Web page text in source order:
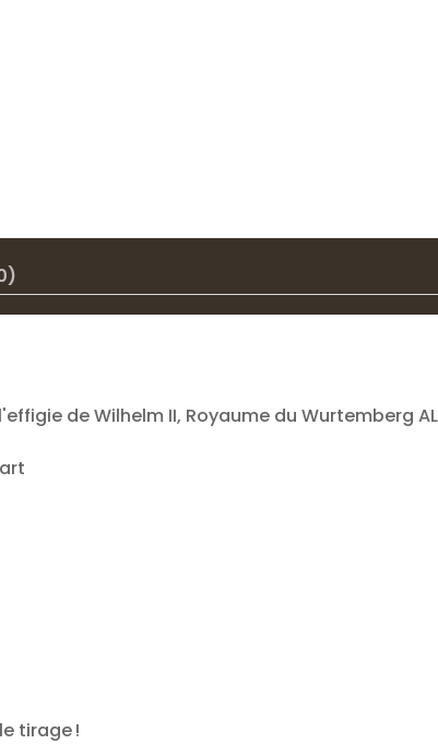
de Wilhelm II, Royaume du Wurtemberg
tirage !